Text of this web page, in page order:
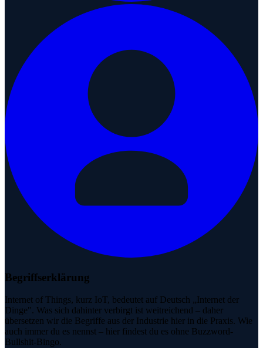
Begriffserklärung
Internet of Things, kurz IoT, bedeutet auf Deutsch „Internet der
Dinge". Was sich dahinter verbirgt ist weitreichend – daher
übersetzen wir die Begriffe aus der Industrie hier in die Praxis. Wie
auch immer du es nennst – hier findest du es ohne Buzzword-
Bullshit-Bingo.